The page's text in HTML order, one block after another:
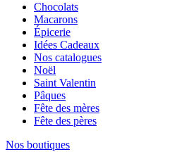
Chocolats
Macarons
Épicerie
Idées Cadeaux
Nos catalogues
Noël
Saint Valentin
Pâques
Fête des mères
Fête des pères
Nos boutiques